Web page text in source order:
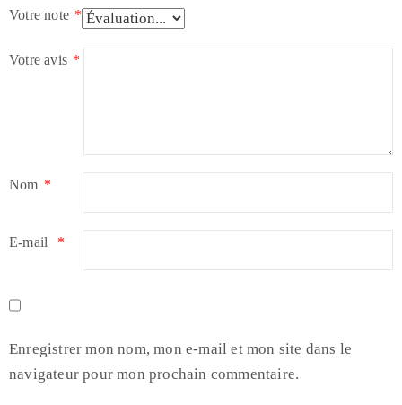
Votre note *
Votre avis *
Nom *
E-mail *
Enregistrer mon nom, mon e-mail et mon site dans le
navigateur pour mon prochain commentaire.